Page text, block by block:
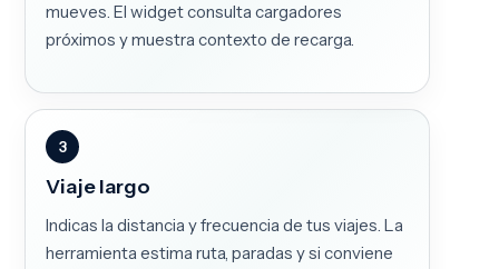
mueves. El widget consulta cargadores
próximos y muestra contexto de recarga.
3
Viaje largo
Indicas la distancia y frecuencia de tus viajes. La
herramienta estima ruta, paradas y si conviene